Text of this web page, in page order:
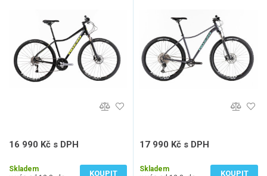
16 990 Kč s DPH
Skladem
KOUPIT
17 990 Kč s DPH
Skladem
KOUPIT